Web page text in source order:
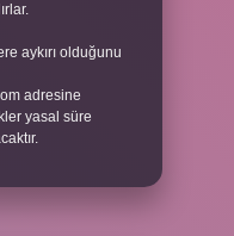
aykırı olduğunu
adresine
yasal süre